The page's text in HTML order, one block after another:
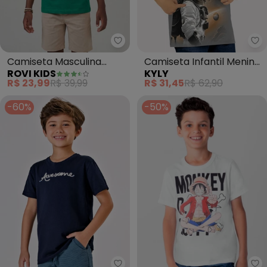
Rovi Kids - Camiseta
Camiseta Masculina
Infantil Brasil (Verde)
ROVI KIDS
R$ 23,99R$ 39,99
Camiseta Infantil Menino
Astronauta (Cinza)
KYLY
R$ 31,45R$ 62,90
-60%
-50%